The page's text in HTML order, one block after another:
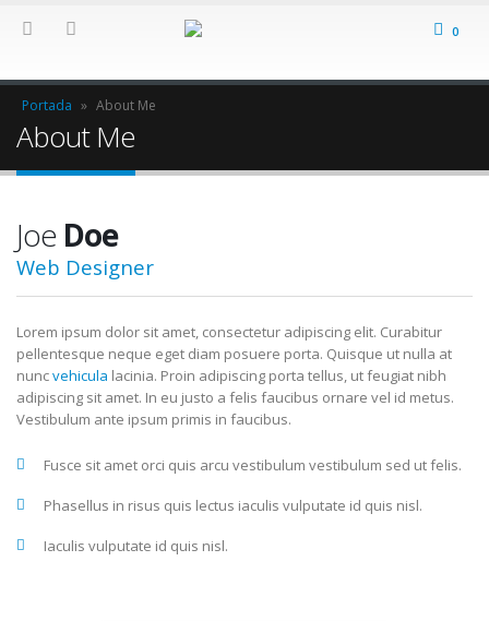
0
Portada » About Me
About Me
Joe Doe
Web Designer
Lorem ipsum dolor sit amet, consectetur adipiscing elit. Curabitur
pellentesque neque eget diam posuere porta. Quisque ut nulla at
nuncvehicula lacinia. Proin adipiscing porta tellus, ut feugiat nibh
adipiscing sit amet. In eu justo a felis faucibus ornare vel id metus.
Vestibulum ante ipsum primis in faucibus.
Fusce sit amet orci quis arcu vestibulum vestibulum sed ut felis.
Phasellus in risus quis lectus iaculis vulputate id quis nisl.
Iaculis vulputate id quis nisl.